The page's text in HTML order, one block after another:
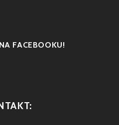
FACEBOOKU!